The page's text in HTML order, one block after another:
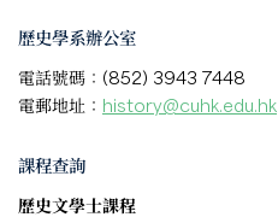
歷史學系辦公室
電話號碼：(852) 3943 7448
電郵地址： history@cuhk.edu.hk
課程查詢
歷史文學士課程